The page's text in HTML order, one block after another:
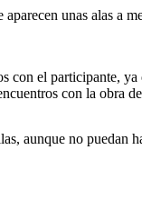
unas alas a
el participante,
con la obra
aunque no puedan